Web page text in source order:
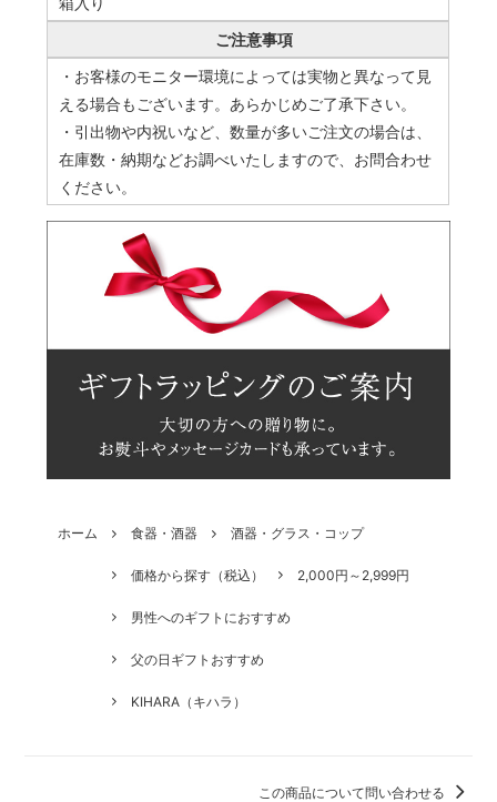
ご注意事項
・お客様のモニター環境によっては実物と異なって見
える場合もございます。あらかじめご了承下さい。
・引出物や内祝いなど、数量が多いご注文の場合は、
在庫数・納期などお調べいたしますので、お問合わせ
ください。
ホーム 食器・酒器 酒器・グラス・コップ
価格から探す（税込） 2,000円～2,999円
男性へのギフトにおすすめ
父の日ギフトおすすめ
KIHARA（キハラ）
この商品について問い合わせる